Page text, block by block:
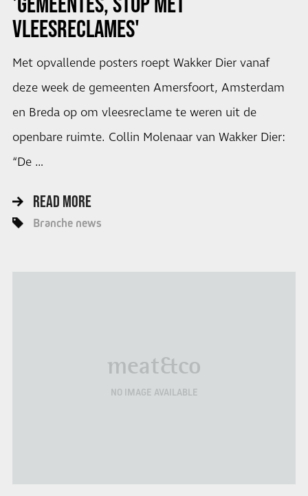
VLEESRECLAMES'
Met opvallende posters roept Wakker Dier vanaf
deze week de gemeenten Amersfoort, Amsterdam
en Breda op om vleesreclame te weren uit de
openbare ruimte. Collin Molenaar van Wakker Dier:
“De …
READ MORE
Branche news
meat&co
NO IMAGE AVAILABLE